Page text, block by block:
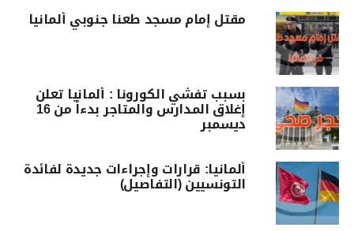
مقتل إمام مسجد طعنا جنوبي ألمانيا
بسبب تفشي الكورونا : ألمانيا تعلن
إغلاق المدارس والمتاجر بدءاً من 16
ديسمبر
ألمانيا: قرارات وإجراءات جديدة لفائدة
التونسيين (التفاصيل)